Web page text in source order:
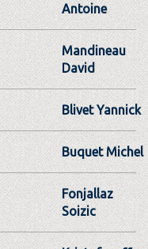
Antoine
Mandineau
David
Blivet Yannick
Buquet Michel
Fonjallaz
Soizic